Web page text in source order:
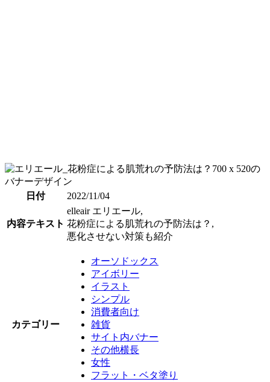
日付 2022/11/04
内容テキスト
elleair エリエール,
花粉症による肌荒れの予防法は？,
悪化させない対策も紹介
カテゴリー
オーソドックス
アイボリー
イラスト
シンプル
消費者向け
雑貨
サイト内バナー
その他横長
女性
フラット・ベタ塗り